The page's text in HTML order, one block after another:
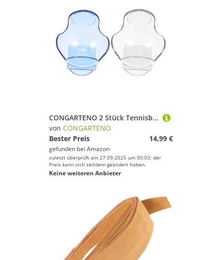
CONGARTENO 2 Stück Tennisballhalter aus Kunststoff Tragbarer Tennisclip für Training und Spiel Kleiner Tennis Waist Clip Verhindert Ballverlust dem Robust und Langlebig
von CONGARTENO
Bester Preis
14,99 €
gefunden bei Amazon
zuletzt überprüft am 27.09.2025 um 00:03; der
Preis kann sich seitdem geändert haben.
Keine weiteren Anbieter